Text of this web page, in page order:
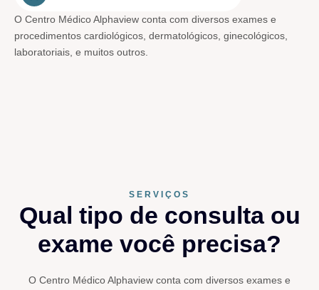
O Centro Médico Alphaview conta com diversos exames e
procedimentos cardiológicos, dermatológicos, ginecológicos,
laboratoriais, e muitos outros.
SERVIÇOS
Qual tipo de consulta ou
exame você precisa?
O Centro Médico Alphaview conta com diversos exames e